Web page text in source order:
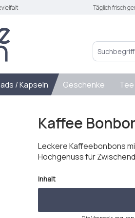
Täglich frisch
/ Kapseln Geschenke Tee
von 5 Sternen
Kaffee
Leckere Kaffeebonbons
Hochgenuss für
Inhaltauswählen